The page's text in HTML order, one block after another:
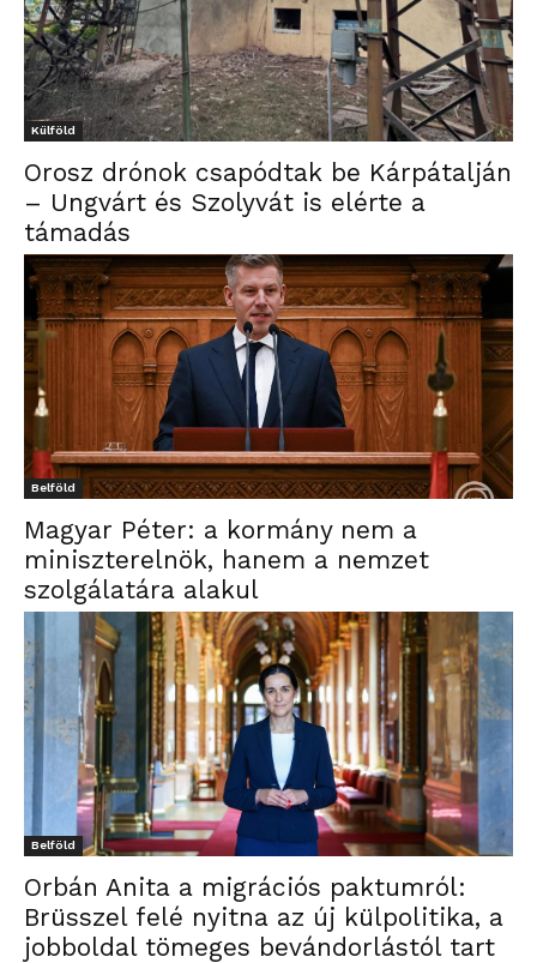
Külföld
Orosz drónok csapódtak be Kárpátalján
– Ungvárt és Szolyvát is elérte a
támadás
Belföld
Magyar Péter: a kormány nem a
miniszterelnök, hanem a nemzet
szolgálatára alakul
Belföld
Orbán Anita a migrációs paktumról:
Brüsszel felé nyitna az új külpolitika, a
jobboldal tömeges bevándorlástól tart